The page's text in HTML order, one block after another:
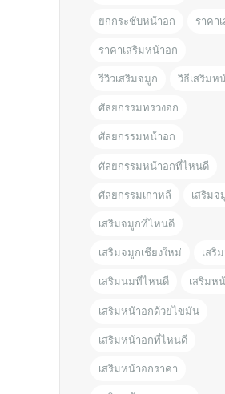
ยกกระชับหน้าอก ราคา
ราคาเสริมหน้าอก
รีวิวเสริมจมูก วิธีเสริมห
ศัลยกรรมทรวงอก
ศัลยกรรมหน้าอก
ศัลยกรรมหน้าอกที่ไหนดี
ศัลยกรรมเกาหลี เสริมจ
เสริมจมูกที่ไหนดี
เสริมจมูกเชียงใหม่ เสริ
เสริมนมที่ไหนดี เสริมห
เสริมหน้าอกด้วยไขมัน
เสริมหน้าอกที่ไหนดี
เสริมหน้าอกราคา